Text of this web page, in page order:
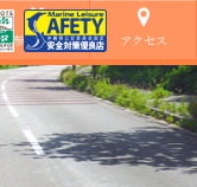
ご参加の方へ アクセス